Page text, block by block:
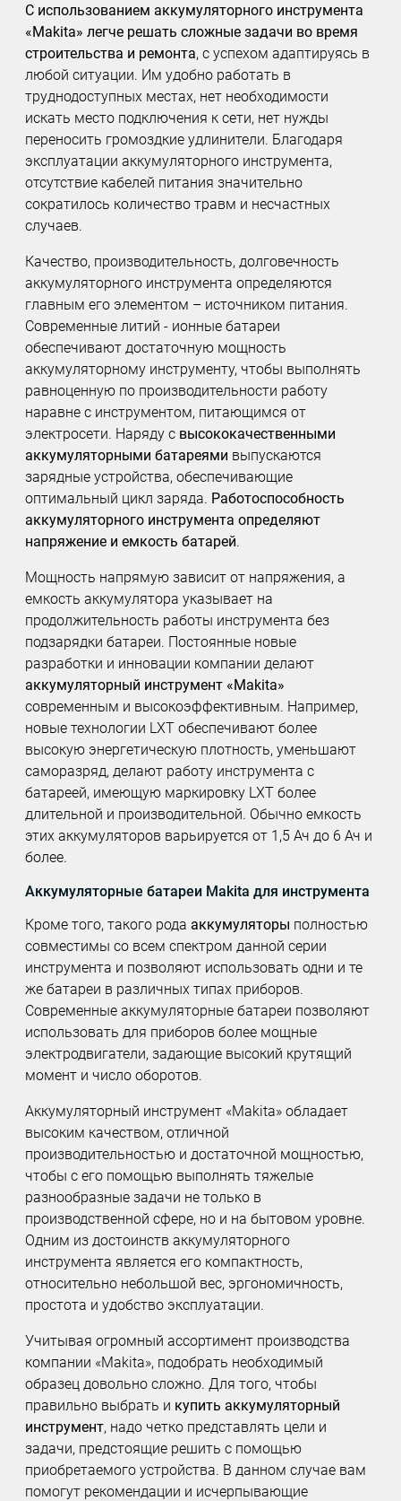
С использованием аккумуляторного инструмента
«Makita» легче решать сложные задачи во время
строительства и ремонта, с успехом адаптируясь в
любой ситуации. Им удобно работать в
труднодоступных местах, нет необходимости
искать место подключения к сети, нет нужды
переносить громоздкие удлинители. Благодаря
эксплуатации аккумуляторного инструмента,
отсутствие кабелей питания значительно
сократилось количество травм и несчастных
случаев.
Качество, производительность, долговечность
аккумуляторного инструмента определяются
главным его элементом – источником питания.
Современные литий - ионные батареи
обеспечивают достаточную мощность
аккумуляторному инструменту, чтобы выполнять
равноценную по производительности работу
наравне с инструментом, питающимся от
электросети. Наряду с высококачественными
аккумуляторными батареями выпускаются
зарядные устройства, обеспечивающие
оптимальный цикл заряда. Работоспособность
аккумуляторного инструмента определяют
напряжение и емкость батарей.
Мощность напрямую зависит от напряжения, а
емкость аккумулятора указывает на
продолжительность работы инструмента без
подзарядки батареи. Постоянные новые
разработки и инновации компании делают
аккумуляторный инструмент «Makita»
современным и высокоэффективным. Например,
новые технологии LXT обеспечивают более
высокую энергетическую плотность, уменьшают
саморазряд, делают работу инструмента с
батареей, имеющую маркировку LXT более
длительной и производительной. Обычно емкость
этих аккумуляторов варьируется от 1,5 Ач до 6 Ач и
более.
Аккумуляторные батареи Makita для инструмента
Кроме того, такого рода аккумуляторы полностью
совместимы со всем спектром данной серии
инструмента и позволяют использовать одни и те
же батареи в различных типах приборов.
Современные аккумуляторные батареи позволяют
использовать для приборов более мощные
электродвигатели, задающие высокий крутящий
момент и число оборотов.
Аккумуляторный инструмент «Makita» обладает
высоким качеством, отличной
производительностью и достаточной мощностью,
чтобы с его помощью выполнять тяжелые
разнообразные задачи не только в
производственной сфере, но и на бытовом уровне.
Одним из достоинств аккумуляторного
инструмента является его компактность,
относительно небольшой вес, эргономичность,
простота и удобство эксплуатации.
Учитывая огромный ассортимент производства
компании «Makita», подобрать необходимый
образец довольно сложно. Для того, чтобы
правильно выбрать и купить аккумуляторный
инструмент, надо четко представлять цели и
задачи, предстоящие решить с помощью
приобретаемого устройства. В данном случае вам
помогут рекомендации и исчерпывающие